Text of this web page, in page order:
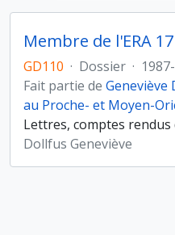
GD110 · Dossier ·
Fait partie de Geneviève
au Proche- et Moyen-
Lettres, comptes
Dollfus Geneviève